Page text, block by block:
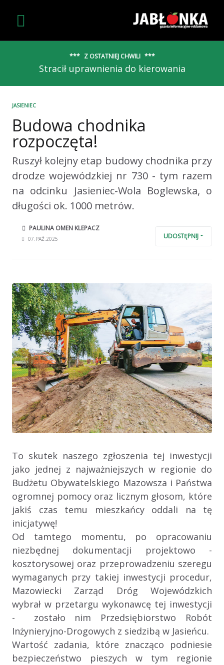
Z OSTATNIEJ CHWILI
Stracił uprawnienia do kierowania
JASIENIEC
Budowa chodnika
rozpoczęta!
Ruszył kolejny etap budowy chodnika przy
drodze wojewódzkiej nr 730 - tym razem
na odcinku Jasieniec-Wola Boglewska, o
długości ok. 1000 metrów.
PAULINA OMEN KLEPACZ
07.PAŹ.2025 UDOSTĘPNIJ
To skutek naszego zgłoszenia tej inwestycji
jako jednej z najważniejszych w regionie do
Budżetu Obywatelskiego Mazowsza i Państwa
ogromnej pomocy oraz licznym głosom, które
jakiś czas temu mieszkańcy oddali na tę
inicjatywę!
Od tamtego momentu, po opracowaniu
niezbędnej dokumentacji projektowo -
kosztorysowej oraz przeprowadzeniu szeregu
wymaganych przy takiej inwestycji procedur,
Mazowiecki Zarząd Dróg Wojewódzkich
wybrał w przetargu wykonawcę tej inwestycji
- zostało nim Przedsiębiorstwo Robót
Inżynieryjno-Drogowych z siedzibą w Jasieńcu.
Wartość zadania, które znacząco podniesie
bezpieczeństwo pieszych w tym regionie